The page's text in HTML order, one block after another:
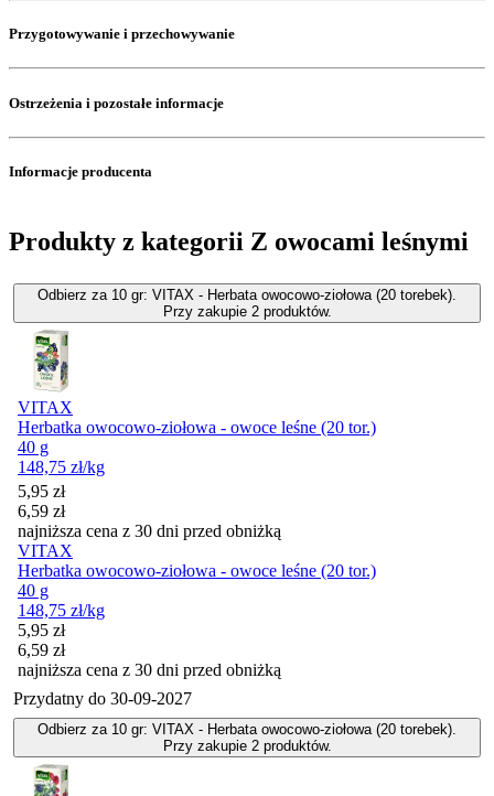
Przygotowywanie i przechowywanie
Ostrzeżenia i pozostałe informacje
Informacje producenta
Produkty z kategorii Z owocami leśnymi
Odbierz za 10 gr: VITAX - Herbata owocowo-ziołowa (20 torebek).
Przy zakupie 2 produktów.
VITAX
Herbatka owocowo-ziołowa - owoce leśne (20 tor.)
40 g
148,75 zł/kg
Cena promocyjna
5,95 zł
6,59 zł
najniższa cena z 30 dni przed obniżką
VITAX
Herbatka owocowo-ziołowa - owoce leśne (20 tor.)
40 g
148,75 zł/kg
Cena promocyjna
5,95 zł
6,59 zł
najniższa cena z 30 dni przed obniżką
Przydatny do 30-09-2027
Odbierz za 10 gr: VITAX - Herbata owocowo-ziołowa (20 torebek).
Przy zakupie 2 produktów.